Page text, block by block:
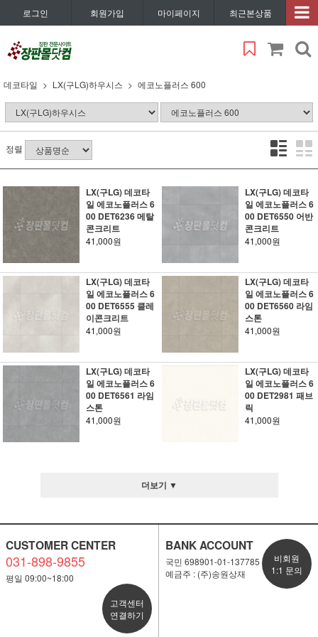
로그인 회원가입 마이페이지 최근본상품
데코타일 LX(구LG)하우시스 에코노플러스 600
정렬
LX(구LG) 데코타
일 에코노플러스 6
00 DET6236 메탈
콘크리트
41,000원
LX(구LG) 데코타
일 에코노플러스 6
00 DET6550 어반
콘크리트
41,000원
LX(구LG) 데코타
일 에코노플러스 6
00 DET6555 클레
이콘크리트
41,000원
LX(구LG) 데코타
일 에코노플러스 6
00 DET6560 라임
스톤
41,000원
LX(구LG) 데코타
일 에코노플러스 6
00 DET6561 라임
스톤
41,000원
LX(구LG) 데코타
일 에코노플러스 6
00 DET2981 패브
릭
41,000원
더보기 ▼
CUSTOMER CENTER
031-898-9855
평일 09:00~18:00
고객센터
연결하기
BANK ACCOUNT
국민 698901-01-137785
예금주 : (주)송원상재
비회원
1:1 문의